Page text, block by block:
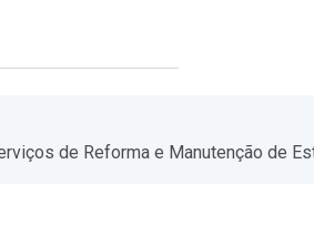
de Reforma e Manutenção de